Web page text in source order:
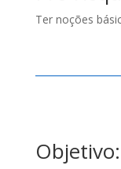
Ter noções
Objetivo: